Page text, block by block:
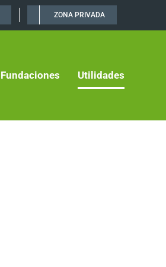
ZONA PRIVADA
Fundaciones Utilidades